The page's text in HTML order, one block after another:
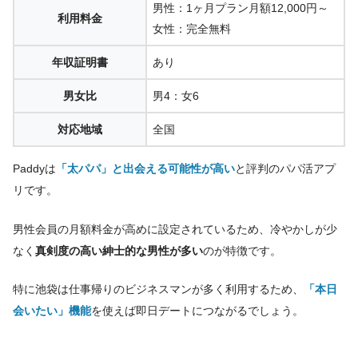
利用料金
男性：1ヶ月プラン月額12,000円～
女性：完全無料
年収証明書 あり
男女比 男4：女6
対応地域 全国
Paddyは 「太パパ」と出会える可能性が高いと評判のパパ活アプ
リです。
男性会員の月額料金が高めに設定されているため、冷やかしが少
なく 真剣度の高い紳士的な男性が多いのが特徴です。
特に池袋は仕事帰りのビジネスマンが多く利用するため、
「本日
会いたい」機能を使えば即日デートにつながるでしょう。